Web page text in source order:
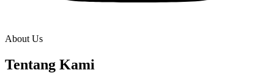
About Us
Tentang Kami